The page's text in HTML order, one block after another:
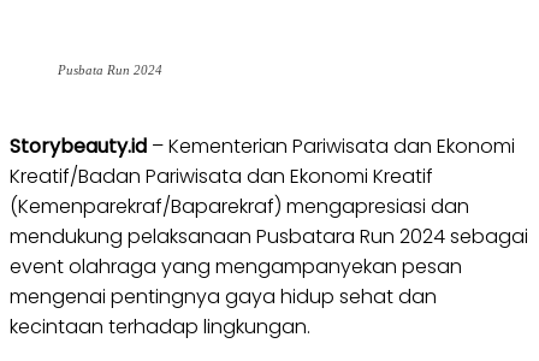
Pusbata Run 2024
Storybeauty.id – Kementerian Pariwisata dan Ekonomi
Kreatif/Badan Pariwisata dan Ekonomi Kreatif
(Kemenparekraf/Baparekraf) mengapresiasi dan
mendukung pelaksanaan Pusbatara Run 2024 sebagai
event olahraga yang mengampanyekan pesan
mengenai pentingnya gaya hidup sehat dan
kecintaan terhadap lingkungan.